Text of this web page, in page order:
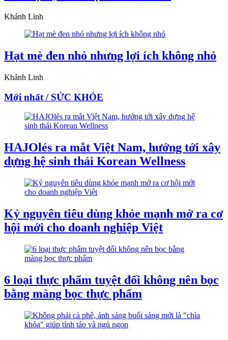
Khánh Linh
Hạt mè đen nhỏ nhưng lợi ích không nhỏ
Khánh Linh
Mới nhất / SỨC KHỎE
HAJOlés ra mắt Việt Nam, hướng tới xây
dựng hệ sinh thái Korean Wellness
Kỷ nguyên tiêu dùng khỏe mạnh mở ra cơ
hội mới cho doanh nghiệp Việt
6 loại thực phẩm tuyệt đối không nên bọc
bằng màng bọc thực phẩm